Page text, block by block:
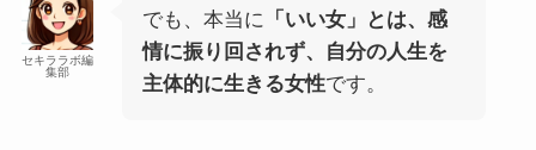
セキララボ編
集部
でも、本当に 「いい女」とは、感
情に振り回されず、自分の人生を
主体的に生きる女性です。